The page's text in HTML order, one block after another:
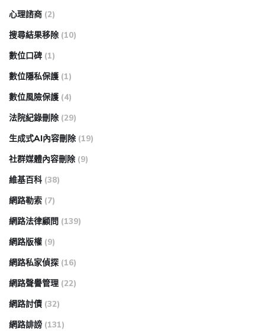
心理諮商 (2)
搜尋結果移除 (10)
數位口碑 (1)
數位隱私保護 (1)
數位風險保護 (4)
法院紀錄刪除 (29)
生成式AI內容刪除 (19)
社群媒體內容刪除 (9)
維基百科 (38)
網路勒索 (7)
網路法律顧問 (139)
網路版權 (9)
網路私家偵探 (16)
網路聲譽管理 (22)
網路討債 (32)
網路誹謗 (131)